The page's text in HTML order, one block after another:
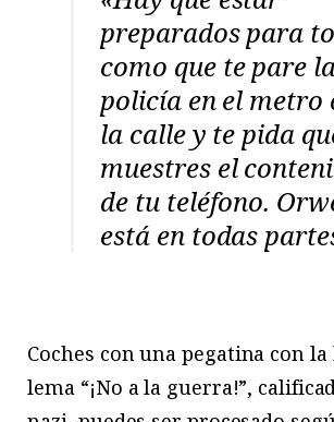
preparados para
como que te pare
policía en el metro
la calle y te pida
muestres el
de tu teléfono.
está en todas
Coches con una pegatina con
lema “¡No a la guerra!”,